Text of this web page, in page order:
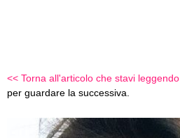
<< Torna all'articolo che stavi leggendo
per guardare la successiva.